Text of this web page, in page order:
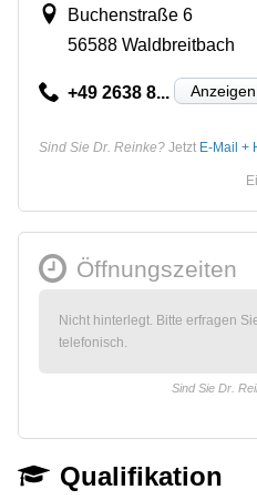
Buchenstraße 6
56588 Waldbreitbach
+49 2638 8... Anzeigen
Sind Sie Dr. Reinke? Jetzt E-Mail +
Öffnungszeiten
Nicht hinterlegt. Bitte erfragen
telefonisch.
Sind Sie Dr.
Qualifikation